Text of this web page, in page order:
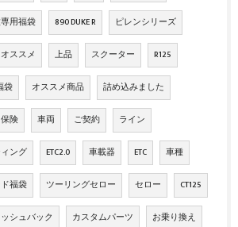
用福袋 890 DUKE R ピレンシリーズ
ススメ 上品 スクーター R125
袋 オススメ商品 詰め込みました
保険 車両 ご契約 ライン
ング ETC2.0 車載器 ETC 車種
福袋 ツーリングセロー セロー CT125
シュバック カスタムパーツ お乗り換え